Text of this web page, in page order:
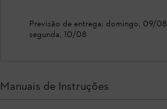
Previsão de entrega: domingo, 09/08
segunda, 10/08
Manuais de Instruções